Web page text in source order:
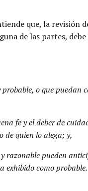
que, la revisión
de las partes,
o que
fe y el deber de
de quien lo alega; y,
pueden
exhibido como probable.